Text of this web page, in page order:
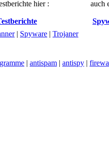
hier : auch
| Spyware | Trojaner
| antispam | antispy |